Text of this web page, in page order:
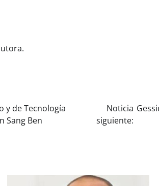
y de Tecnología
Sang Ben
Noticia
siguiente: